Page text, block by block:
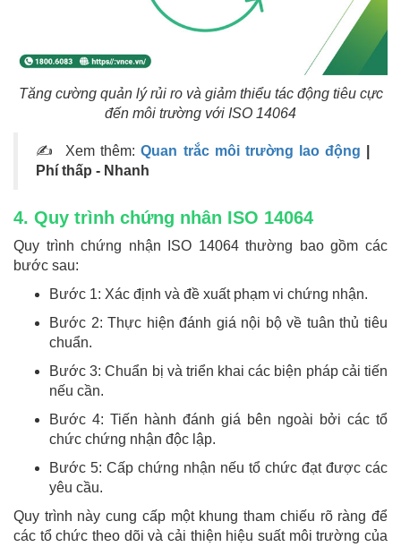
Tăng cường quản lý rủi ro và giảm thiểu tác động tiêu cực
đến môi trường với ISO 14064
✍ Xem thêm: Quan trắc môi trường lao động
Phí thấp - Nhanh
4. Quy trình chứng nhân ISO 14064
Quy trình chứng nhận ISO 14064 thường bao gồm các
bước sau:
Bước 1: Xác định và đề xuất phạm vi chứng nhận.
Bước 2: Thực hiện đánh giá nội bộ về tuân thủ tiêu
chuẩn.
Bước 3: Chuẩn bị và triển khai các biện pháp cải tiến
nếu cần.
Bước 4: Tiến hành đánh giá bên ngoài bởi các tổ
chức chứng nhận độc lập.
Bước 5: Cấp chứng nhận nếu tổ chức đạt được các
yêu cầu.
Quy trình này cung cấp một khung tham chiếu rõ ràng để
các tổ chức theo dõi và cải thiện hiệu suất môi trường của